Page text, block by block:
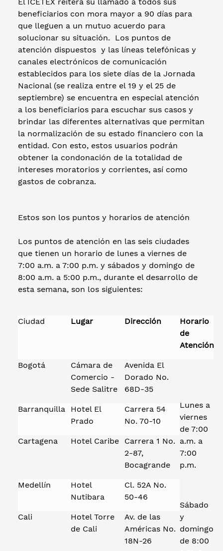
beneficiarios con mora mayor a 90 días para
que lleguen a un mutuo acuerdo para
solucionar su situación. Los puntos de
atención dispuestos y las líneas telefónicas y
canales electrónicos de comunicación
establecidos para los siete días de la Jornada
Nacional (se realiza entre el 19 y el 25 de
septiembre) se encuentra en especial atención
a los beneficiarios para escuchar sus casos y
brindar las diferentes alternativas que permitan
la normalización de su estado financiero con la
entidad. Con esto, estos usuarios podrán
obtener la condonación de la totalidad de
intereses moratorios y corrientes, así como
gastos de cobranza.
Estos son los puntos y horarios de atención
Los puntos de atención en las seis ciudades
que tienen un horario de lunes a viernes de
7:00 a.m. a 7:00 p.m. y sábados y domingo de
8:00 a.m. a 5:00 p.m., durante el desarrollo de
esta semana, son los siguientes:
Ciudad Lugar Dirección
Horario
de
Atención
Bogotá
Cámara de
Comercio -
Sede Salitre
Avenida El
Dorado No.
68D-35
Lunes a
viernes
de 7:00
a.m. a
7:00
p.m.
Sábado
y
domingo
de 8:00
Barranquilla
Hotel El
Prado
Carrera 54
No. 70-10
Cartagena Hotel Caribe
Carrera 1 No.
2-87,
Bocagrande
Medellín
Hotel
Nutibara
Cl. 52A No.
50-46
Cali
Hotel Torre
de Cali
Av. de las
Américas No.
18N-26